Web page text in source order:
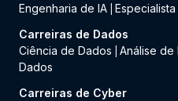
Engenharia de IA Especialista
Carreiras de Dados
Ciência de Dados
Análise de
Dados
Carreiras de Cyber